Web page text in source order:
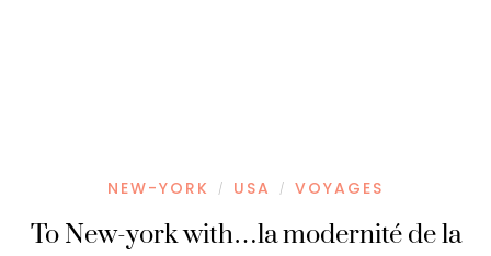
NEW-YORK / USA / VOYAGES
To New-york with…la modernité de la